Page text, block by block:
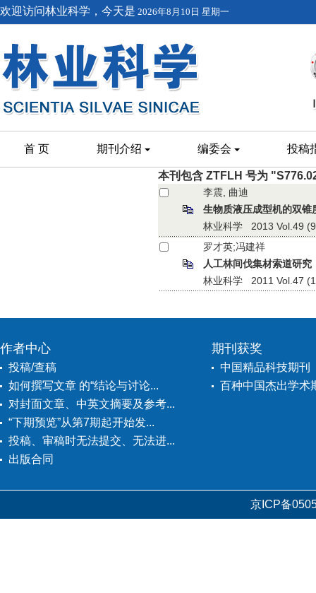
欢迎访问林业科学，今天是 2026年8月10日 星期一
首 页 期刊介绍 编委会 投稿
本刊包含 ZTFLH 号为
李震, 曲迪
生物质液压成型机的双锥
林业科学 2013 Vol.49
罗才英;冯建祥
人工林间伐集材索道研究
林业科学 2011 Vol.47
作者中心
投稿/查稿
如何撰写文章 的“结论与讨论...
对封面文章、中英文摘要及参考...
“下期预览”从第7期起开始发...
投稿、审稿时无法提交、无法进...
出版合同
期刊获奖
中国精品科技期刊
百种中国杰出学术
京ICP备